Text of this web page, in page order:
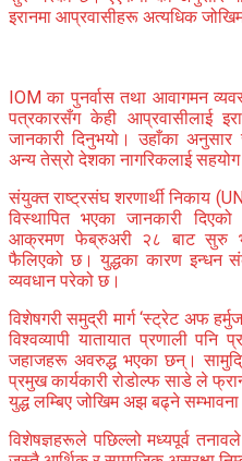
इरानमा आप्रवासीहरू अत्यधिक
IOM का पुनर्वास तथा आवागमन
पत्रकारसँग केही आप्रवासीलाई
जानकारी दिनुभयो। उहाँका
अन्य तेस्रो देशका नागरिकलाई
संयुक्त राष्ट्रसंघ शरणार्थी निकाय
विस्थापित भएका जानकारी
आक्रमण फेब्रुअरी २८ बाट सुरु
फैलिएको छ। युद्धका कारण इन्धन
व्यवधान परेको छ।
विशेषगरी समुद्री मार्ग ‘स्ट्रेट अफ
विश्वव्यापी यातायात प्रणाली पनि
जहाजहरू अवरुद्ध भएका छन्।
प्रमुख कार्यकारीरोडोल्फ साडेले
युद्ध लम्बिए जोखिम अझ बढ्ने
विशेषज्ञहरूले पछिल्लो मध्यपूर्व